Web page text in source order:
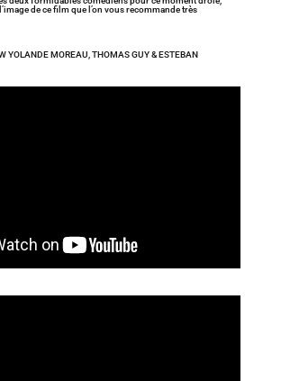
de ce film que l’on vous recommande très
YOLANDE MOREAU, THOMAS GUY & ESTEBAN